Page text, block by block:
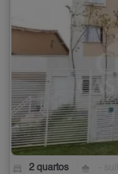
2 quartos